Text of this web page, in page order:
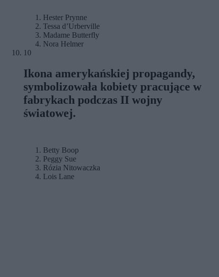
Hester Prynne
Tessa d’Urberville
Madame Butterfly
Nora Helmer
10
Ikona amerykańskiej propagandy,
symbolizowała kobiety pracujące w
fabrykach podczas II wojny
światowej.
Betty Boop
Peggy Sue
Rózia Nitowaczka
Lois Lane